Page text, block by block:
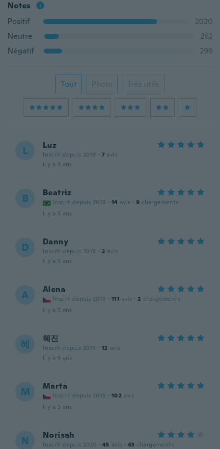
Notes
Positif
2020
Neutre
262
Négatif
299
Tout Photo Très utile
L Luz
Inscrit depuis 2019 · 7 avis
il y a 4 ans
B Beatriz
Inscrit depuis 2019 · 14 avis · 9 chargements
il y a 5 ans
D Danny
Inscrit depuis 2018 · 3 avis
il y a 5 ans
A Alena
Inscrit depuis 2018 · 111 avis · 2 chargements
il y a 5 ans
혜 혜진
Inscrit depuis 2019 · 12 avis
il y a 5 ans
M Marta
Inscrit depuis 2019 · 102 avis
il y a 5 ans
N Norisah
Inscrit depuis 2020 · 45 avis · 43 chargements